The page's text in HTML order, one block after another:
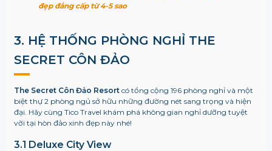
đẹp đẳng cấp từ 4-5 sao
3. HỆ THỐNG PHÒNG NGHỈ THE
SECRET CÔN ĐẢO
The Secret Côn Đảo Resort có tổng cộng 196 phòng nghỉ và một
biệt thự 2 phòng ngủ sở hữu những đường nét sang trọng và hiện
đại. Hãy cùng Tico Travel khám phá không gian nghỉ dưỡng tuyệt
vời tại hòn đảo xinh đẹp này nhé!
3.1 Deluxe City View